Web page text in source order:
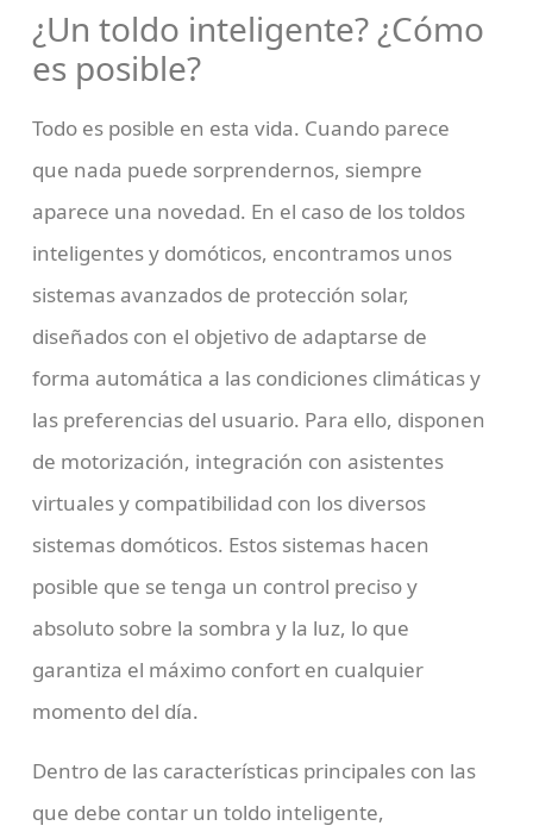
¿Un toldo inteligente? ¿Cómo
es posible?
Todo es posible en esta vida. Cuando parece
que nada puede sorprendernos, siempre
aparece una novedad. En el caso de los toldos
inteligentes y domóticos, encontramos unos
sistemas avanzados de protección solar,
diseñados con el objetivo de adaptarse de
forma automática a las condiciones climáticas y
las preferencias del usuario. Para ello, disponen
de motorización, integración con asistentes
virtuales y compatibilidad con los diversos
sistemas domóticos. Estos sistemas hacen
posible que se tenga un control preciso y
absoluto sobre la sombra y la luz, lo que
garantiza el máximo confort en cualquier
momento del día.
Dentro de las características principales con las
que debe contar un toldo inteligente,